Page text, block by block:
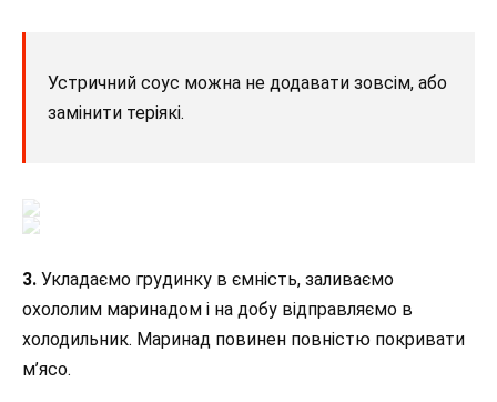
Устричний соус можна не додавати зовсім, або
замінити теріякі.
3. Укладаємо грудинку в ємність, заливаємо
охололим маринадом і на добу відправляємо в
холодильник. Маринад повинен повністю покривати
м’ясо.